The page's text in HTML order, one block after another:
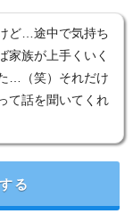
ど…途中で気持ち
家族が上手くいく
…（笑）それだけ
て話を聞いてくれ
る